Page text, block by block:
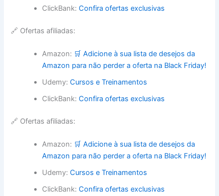
ClickBank:Confira ofertas exclusivas
🔗 Ofertas afiliadas:
Amazon: 🛒 Adicione à sua lista de desejos da
Amazon para não perder a oferta na Black Friday!
Udemy:Cursos e Treinamentos
ClickBank:Confira ofertas exclusivas
🔗 Ofertas afiliadas:
Amazon: 🛒 Adicione à sua lista de desejos da
Amazon para não perder a oferta na Black Friday!
Udemy:Cursos e Treinamentos
ClickBank:Confira ofertas exclusivas